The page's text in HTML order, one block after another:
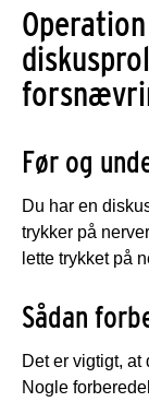
Før og
Du har en
trykker på
lette trykket på
Sådan
Det er vigtigt,
Nogle